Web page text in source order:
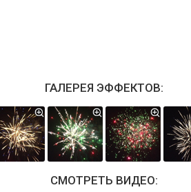
ГАЛЕРЕЯ ЭФФЕКТОВ:
СМОТРЕТЬ ВИДЕО: